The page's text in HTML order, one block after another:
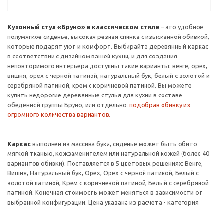
Кухонный стул «Бруно» в классическом стиле – это удобное
полумягкое сиденье, высокая резная спинка с изысканной обивкой,
которые подарят уют и комфорт. Выбирайте деревянный каркас
в соответствии с дизайном вашей кухни, и для создания
неповторимого интерьера доступны такие варианты: венге, орех,
вишня, орех с черной патиной, натуральный бук, белый с золотой и
серебряной патиной, крем с коричневой патиной. Вы можете
купить недорогие деревянные стулья для кухни в составе
обеденной группы Бруно, или отдельно, подобрав обивку из
огромного количества вариантов.
Каркас выполнен из массива бука, сиденье может быть обито
мягкой тканью, кожзаменителем или натуральной кожей (более 40
вариантов обивки). Поставляется в 5 цветовых решениях: Венге,
Вишня, Натуральный бук, Орех, Орех с черной патиной, Белый с
золотой патиной, Крем с коричневой патиной, Белый с серебряной
патиной. Конечная стоимость может меняться в зависимости от
выбранной конфигурации. Цена указана из расчета - категория